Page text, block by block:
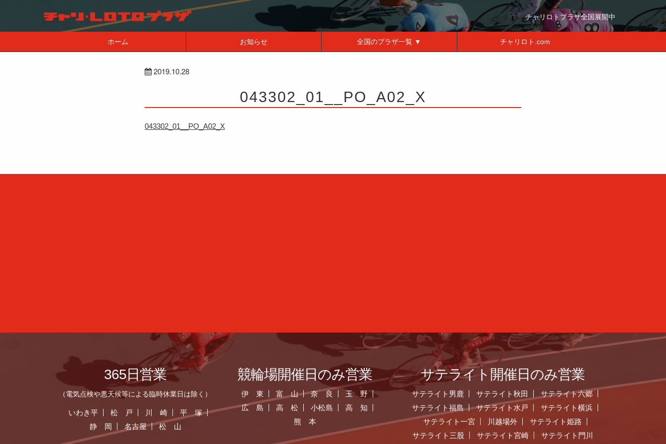
チャリロトプラザ全国展開中
ホーム お知らせ 全国のプラザ一覧 ▼ チャリロト.com
2019.10.28
043302_01__PO_A02_X
043302_01__PO_A02_X
365日営業
（電気点検や悪天候等による臨時休業日は除く）
いわき平 松 戸 川 崎
平 塚
静 岡
名古屋 松 山
競輪場開催日のみ営業
伊 東 富 山 奈 良
玉 野
広 島
高 松 小松島
高 知
熊 本
サテライト開催日のみ営業
サテライト男鹿 サテライト秋田
サテライト六郷
サテライト福島
サテライト水戸
サテライト横浜
サテライト一宮
川越場外
サテライト姫路
サテライト三股
サテライト宮崎 サテライト門川